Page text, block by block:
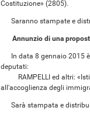
Costituzione» (2805).
Saranno stampate e
Annunzio di una
In data 8 gennaio 2015 è
deputati:
RAMPELLI ed altri:
all'accoglienza degli
Sarà stampata e